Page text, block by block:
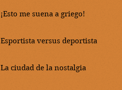
¡Esto me suena a griego!
Esportista versus deportista
La ciudad de la nostalgia